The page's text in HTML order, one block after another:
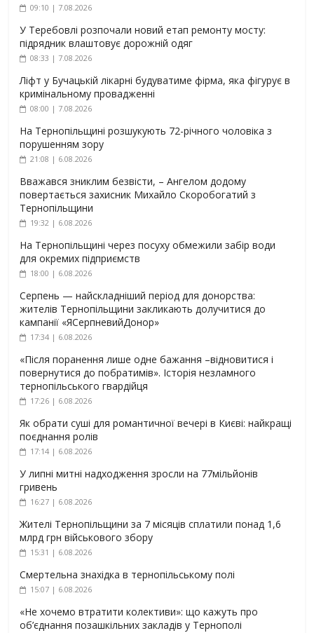
09:10 | 7.08.2026
У Теребовлі розпочали новий етап ремонту мосту:
підрядник влаштовує дорожній одяг
08:33 | 7.08.2026
Ліфт у Бучацькій лікарні будуватиме фірма, яка фігурує в
кримінальному провадженні
08:00 | 7.08.2026
На Тернопільщині розшукують 72-річного чоловіка з
порушенням зору
21:08 | 6.08.2026
Вважався зниклим безвісти, – Ангелом додому
повертається захисник Михайло Скоробогатий з
Тернопільщини
19:32 | 6.08.2026
На Тернопільщині через посуху обмежили забір води
для окремих підприємств
18:00 | 6.08.2026
Серпень — найскладніший період для донорства:
жителів Тернопільщини закликають долучитися до
кампанії «ЯСерпневийДонор»
17:34 | 6.08.2026
«Після поранення лише одне бажання –відновитися і
повернутися до побратимів». Історія незламного
тернопільського гвардійця
17:26 | 6.08.2026
Як обрати суші для романтичної вечері в Києві: найкращі
поєднання ролів
17:14 | 6.08.2026
У липні митні надходження зросли на 77мільйонів
гривень
16:27 | 6.08.2026
Жителі Тернопільщини за 7 місяців сплатили понад 1,6
млрд грн військового збору
15:31 | 6.08.2026
Смертельна знахідка в тернопільському полі
15:07 | 6.08.2026
«Не хочемо втратити колективи»: що кажуть про
об’єднання позашкільних закладів у Тернополі